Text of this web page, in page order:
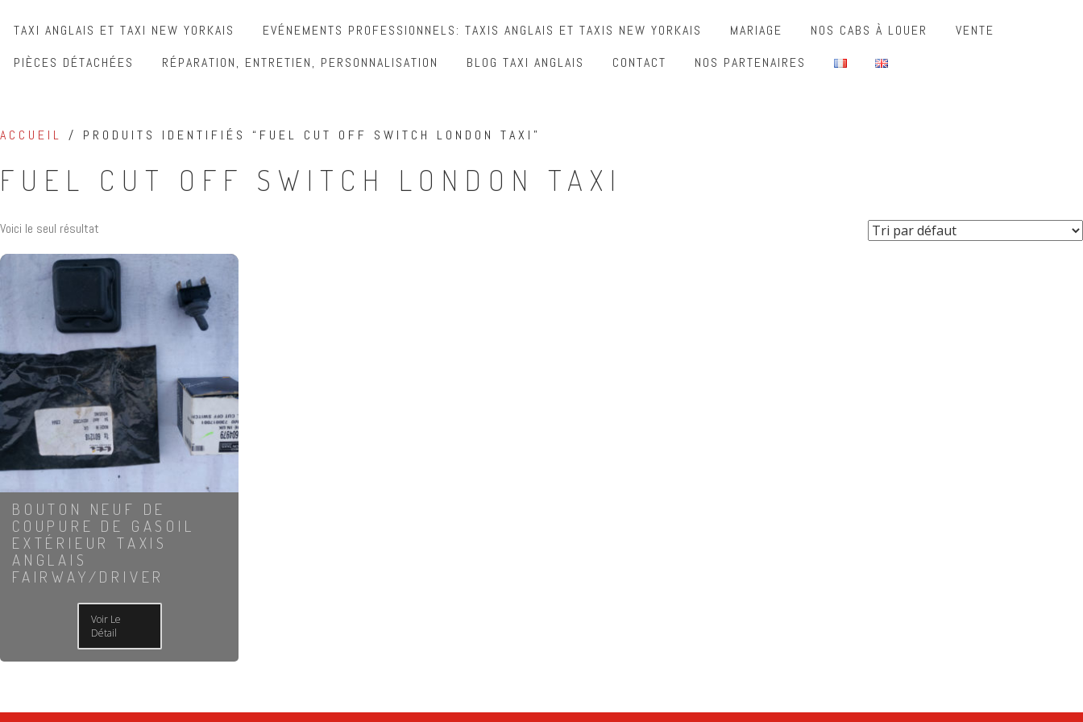
TAXI ANGLAIS ET TAXI NEW YORKAIS EVÉNEMENTS PROFESSIONNELS: TAXIS ANGLAIS ET TAXIS NEW YORKAIS MARIAGE NOS CABS À LOUER
VENTE
PIÈCES DÉTACHÉES
RÉPARATION, ENTRETIEN, PERSONNALISATION BLOG TAXI ANGLAIS CONTACT NOS PARTENAIRES
ACCUEIL / PRODUITS IDENTIFIÉS “FUEL CUT OFF SWITCH LONDON TAXI”
FUEL CUT OFF SWITCH LONDON TAXI
Voici le seul résultat
BOUTON NEUF DE
COUPURE DE GASOIL
EXTÉRIEUR TAXIS
ANGLAIS
FAIRWAY/DRIVER
Voir Le
Détail